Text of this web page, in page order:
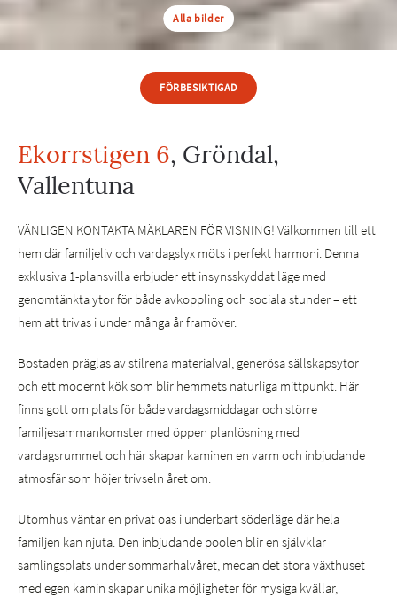
Alla bilder
FÖRBESIKTIGAD
Ekorrstigen 6, Gröndal,
Vallentuna
VÄNLIGEN KONTAKTA MÄKLAREN FÖR VISNING! Välkommen till ett
hem där familjeliv och vardagslyx möts i perfekt harmoni. Denna
exklusiva 1-plansvilla erbjuder ett insynsskyddat läge med
genomtänkta ytor för både avkoppling och sociala stunder – ett
hem att trivas i under många år framöver.
Bostaden präglas av stilrena materialval, generösa sällskapsytor
och ett modernt kök som blir hemmets naturliga mittpunkt. Här
finns gott om plats för både vardagsmiddagar och större
familjesammankomster med öppen planlösning med
vardagsrummet och här skapar kaminen en varm och inbjudande
atmosfär som höjer trivseln året om.
Utomhus väntar en privat oas i underbart söderläge där hela
familjen kan njuta. Den inbjudande poolen blir en självklar
samlingsplats under sommarhalvåret, medan det stora växthuset
med egen kamin skapar unika möjligheter för mysiga kvällar,